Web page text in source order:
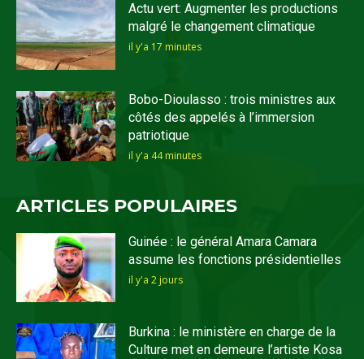
Actu vert: Augmenter les productions
malgré le changement climatique
il y'a 17 minutes
Bobo-Dioulasso : trois ministres aux
côtés des appelés à l’immersion
patriotique
il y'a 44 minutes
ARTICLES POPULAIRES
Guinée : le général Amara Camara
assume les fonctions présidentielles
il y'a 2 jours
Burkina : le ministère en charge de la
Culture met en demeure l’artiste Kosa